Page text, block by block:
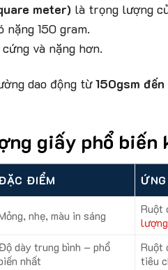
meter) là trọng lượng
nặng 150 gram.
và nặng hơn.
dao động từ150gsm
giấy phổ biến
ĐIỂM
nhẹ, màu in sáng Ruột
dày trung bình – phổ
nhất
Ruột
tiêu